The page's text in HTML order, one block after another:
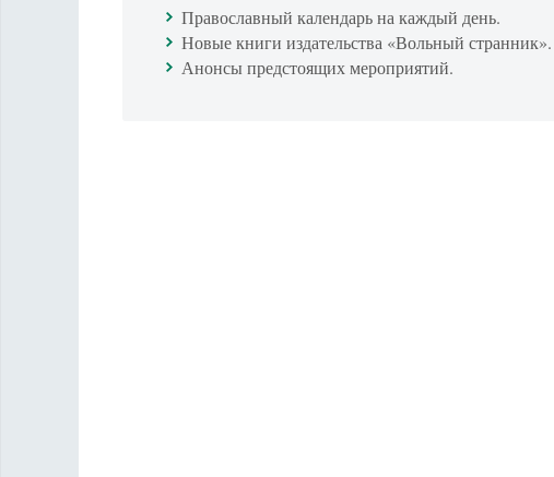
Православный календарь на каждый день.
Новые книги издательства «Вольный странник».
Анонсы предстоящих мероприятий.